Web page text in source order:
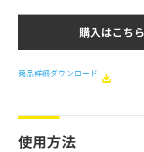
購入はこちら
商品詳細ダウンロード
使用方法